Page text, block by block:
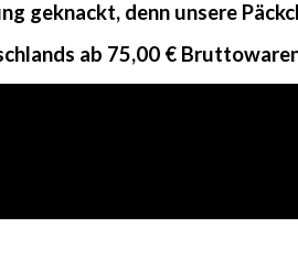
geknackt, denn unsere
ab 75,00 €